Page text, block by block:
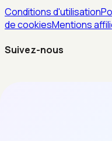
Conditions d'utilisation
de cookiesMentions
Suivez-nous